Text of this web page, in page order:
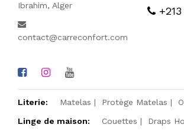
Ibrahim, Alger
contact@carreconfort.com
Literie: Matelas Protège Matelas
Linge de maison:
Couettes Draps